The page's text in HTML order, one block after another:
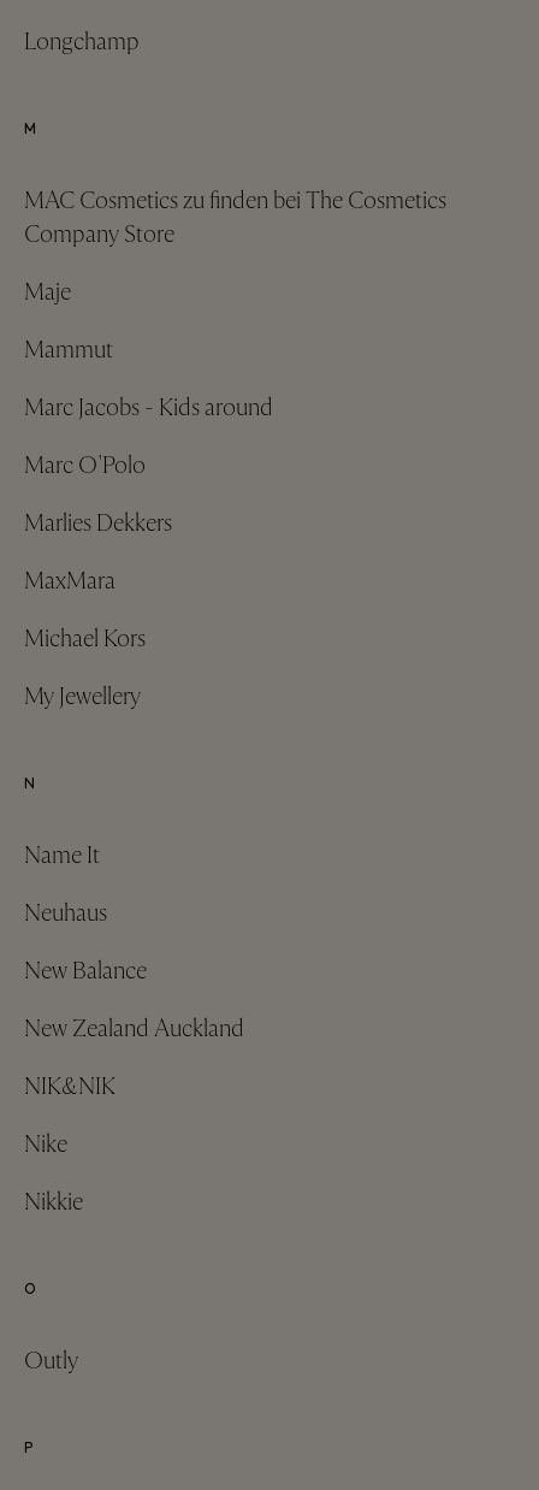
Longchamp
M
MAC Cosmetics zu finden bei The Cosmetics
Company Store
Maje
Mammut
Marc Jacobs - Kids around
Marc O'Polo
Marlies Dekkers
MaxMara
Michael Kors
My Jewellery
N
Name It
Neuhaus
New Balance
New Zealand Auckland
NIK&NIK
Nike
Nikkie
O
Outly
P